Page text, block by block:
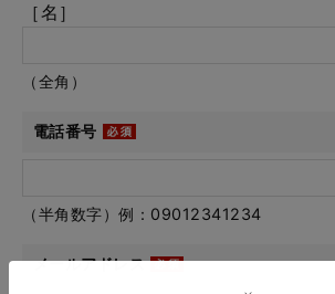
［名］
（全角）
電話番号
（半角数字）例：09012341234
メールアドレス